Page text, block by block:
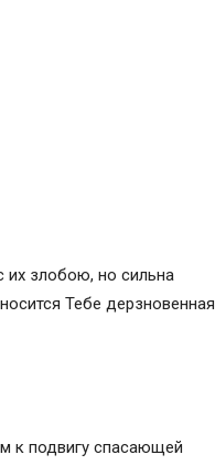
их злобою, но сильна
Тебе дерзновенная
к подвигу спасающей